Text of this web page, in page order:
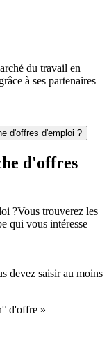
du travail en
à ses partenaires
d'offres d'emploi ?
d'offres
?Vous trouverez les
qui vous intéresse
devez saisir au moins
d'offre »